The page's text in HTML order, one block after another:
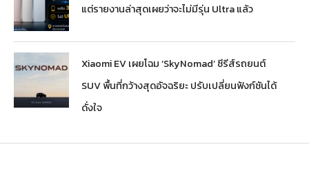
แต่รายงานล่าสุดเผยว่าจะไม่มีรุ่น Ultra แล้ว
Xiaomi EV เผยโฉม ‘SkyNomad’ ซีรีส์รถยนต์
SUV พื้นที่กว้างสุดอัจฉริยะ ปรับเปลี่ยนฟังก์ชันได้
ดั่งใจ